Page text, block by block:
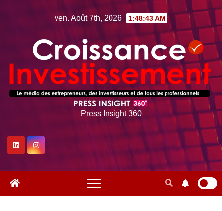
ven. Août 7th, 2026 1:48:45 AM
Press Insight 360